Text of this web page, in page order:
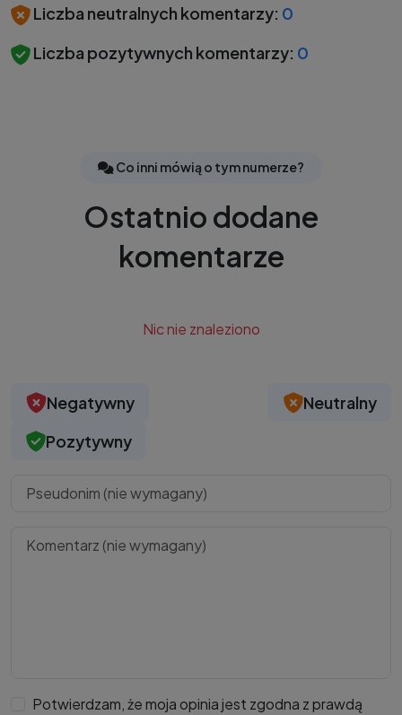
Liczba neutralnych komentarzy: 0
Liczba pozytywnych komentarzy: 0
Co inni mówią o tym numerze?
Ostatnio dodane
komentarze
Nic nie znaleziono
Negatywny
Neutralny
Pozytywny
Potwierdzam, że moja opinia jest zgodna z prawdą